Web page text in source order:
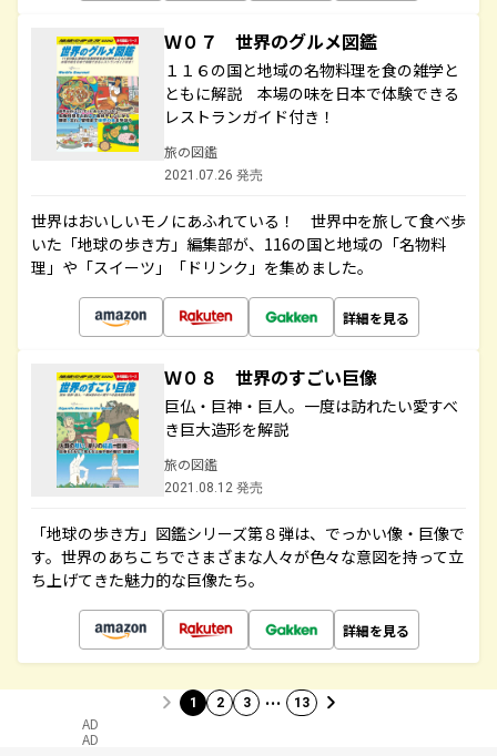
Ｗ０７ 世界のグルメ図鑑
１１６の国と地域の名物料理を食の雑学と
ともに解説 本場の味を日本で体験できる
レストランガイド付き！
旅の図鑑
2021.07.26 発売
世界はおいしいモノにあふれている！ 世界中を旅して食べ歩
いた「地球の歩き方」編集部が、116の国と地域の「名物料
理」や「スイーツ」「ドリンク」を集めました。
詳細を見る
Ｗ０８ 世界のすごい巨像
巨仏・巨神・巨人。一度は訪れたい愛すべ
き巨大造形を解説
旅の図鑑
2021.08.12 発売
「地球の歩き方」図鑑シリーズ第８弾は、でっかい像・巨像で
す。世界のあちこちでさまざまな人々が色々な意図を持って立
ち上げてきた魅力的な巨像たち。
詳細を見る
1 2 3 … 13
AD
AD